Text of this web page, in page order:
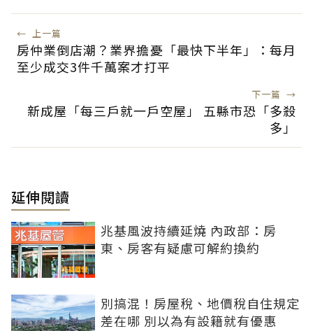
← 上一篇
房仲業倒店潮？業界擔憂「最快下半年」：每月
至少成交3件千萬案才打平
下一篇 →
新成屋「每三戶就一戶空屋」 五縣市恐「多殺
多」
延伸閱讀
兆基風波持續延燒 內政部：房
東、房客有疑慮可解約換約
別搞混！房屋稅、地價稅自住規定
差在哪 別以為有設籍就有優惠